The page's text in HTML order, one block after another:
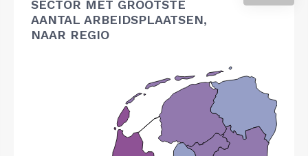
SECTOR MET GROOTSTE
AANTAL ARBEIDSPLAATSEN,
NAAR REGIO